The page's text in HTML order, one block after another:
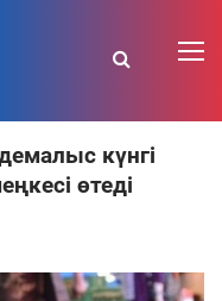
күнгі
өтеді